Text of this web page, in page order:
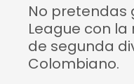
No pretendas
League con
de segunda
Colombiano.